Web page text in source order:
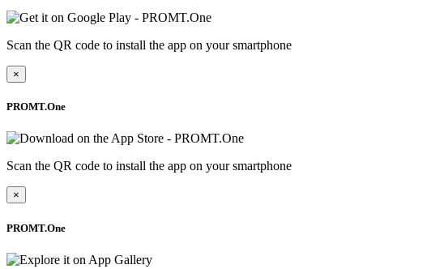
Scan the QR code to install the app on your smartphone
×
PROMT.One
Scan the QR code to install the app on your smartphone
×
PROMT.One